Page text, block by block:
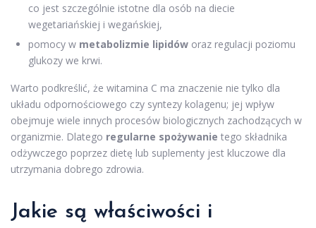
co jest szczególnie istotne dla osób na diecie
wegetariańskiej i wegańskiej,
pomocy w metabolizmie lipidów oraz regulacji poziomu
glukozy we krwi.
Warto podkreślić, że witamina C ma znaczenie nie tylko dla
układu odpornościowego czy syntezy kolagenu; jej wpływ
obejmuje wiele innych procesów biologicznych zachodzących w
organizmie. Dlatego regularne spożywanie tego składnika
odżywczego poprzez dietę lub suplementy jest kluczowe dla
utrzymania dobrego zdrowia.
Jakie są właściwości i